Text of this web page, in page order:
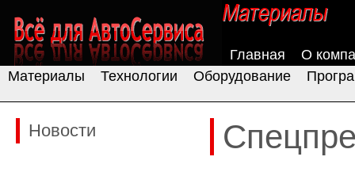
Главная
О
Материалы
Технологии Оборудование
Новости